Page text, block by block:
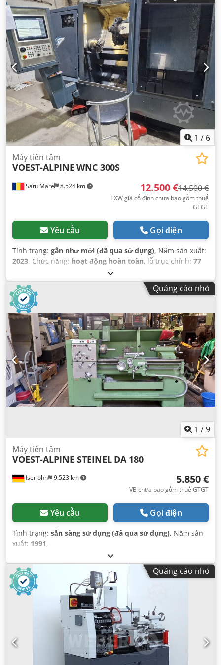
lượng tổng cộng:1.000 kg, chiều cao khung: 4.000 mm, tải
trọng tối đa cho mỗi cặp giàn:1.600 kg , chiều rộng khung:
1.100 mm, số hàng kệ: , chiều rộng vận chuyển:
1.200
mm, chiều cao vận chuyển: 1.200 mm, chiều dài vận
chuyển:4.350 mm
1 / 6
Satu Mare 8.524 km
Máy tiện tâm
VOEST-ALPINE WNC 300S
12.500 €14.500 €
EXW giá cố định chưa bao gồm thuế
GTGT
Yêu cầu Gọi điện
Tình trạng: gần như mới (đã qua sử dụng), Năm sản xuất:
2023, Chức năng: hoạt động hoàn toàn, lỗ trục chính: 77
300 mm
trượt:470 mm, chiều dài tiện:1.120 mm,
Quảng cáo nhỏ
1 /9
Iserlohn 9.523 km
Máy tiện tâm
VOEST-ALPINE STEINEL DA 180
5.850 €
VB chưa bao gồm thuế GTGT
Yêu cầu Gọi điện
Tình trạng: sẵn sàng sử dụng (đã qua sử dụng), Năm sản
xuất: 1991,
Quảng cáo nhỏ